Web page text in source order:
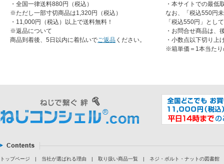
・全国一律送料880円（税込）
※ただし一部寸切商品は1,320円（税込）
・11,000円（税込）以上で送料無料！
※返品について
商品到着後、5日以内に着払いでご返品 ください。
・本サイトでの最低
なお、「税込550円
「税込550円」とし
・お問合せ商品は、
・小数点以下切り上
※箱単価＝1本当たり
トップページ | 当社が選ばれる理由 | 取り扱い商品一覧 |
ネジ・ボルト・ナットの図書館